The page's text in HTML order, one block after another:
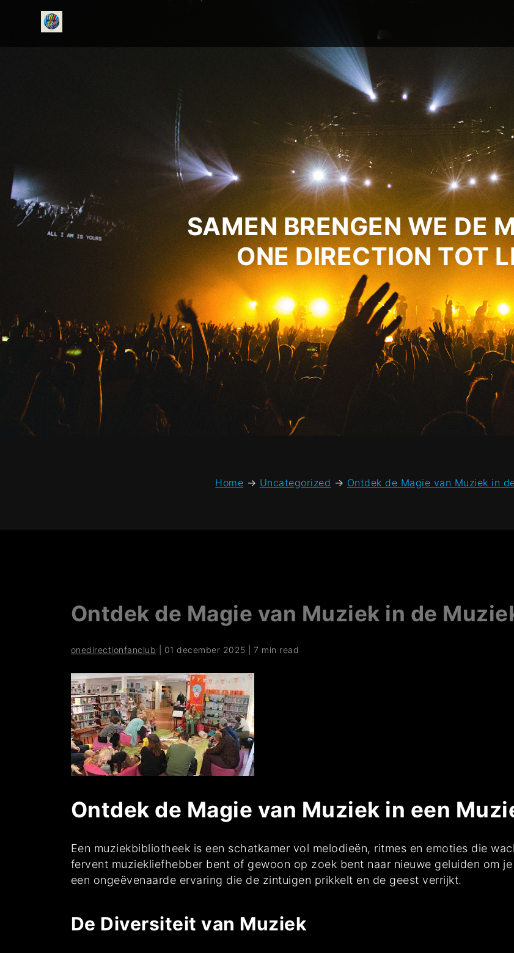
onedirectionfanclub.nl
SAMEN BRENGEN WE DE
ONE DIRECTION TOT
Home → Uncategorized → Ontdek de Magie van Muziek in
Ontdek de Magie van Muziek in de
onedirectionfanclub 01 december 2025 |7 min read
Ontdek de Magie van Muziek in een
Een muziekbibliotheek is een schatkamer vol melodieën, ritmes en emoties die
fervent muziekliefhebber bent of gewoon op zoek bent naar nieuwe geluiden om
een ongeëvenaarde ervaring die de zintuigen prikkelt en de geest verrijkt.
De Diversiteit van Muziek